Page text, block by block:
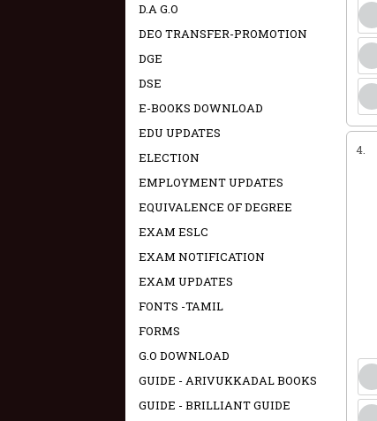
4.
D.A G.O
DEO TRANSFER-PROMOTION
DGE
DSE
E-BOOKS DOWNLOAD
EDU UPDATES
ELECTION
EMPLOYMENT UPDATES
EQUIVALENCE OF DEGREE
EXAM ESLC
EXAM NOTIFICATION
EXAM UPDATES
FONTS -TAMIL
FORMS
G.O DOWNLOAD
GUIDE - ARIVUKKADAL BOOKS
GUIDE - BRILLIANT GUIDE